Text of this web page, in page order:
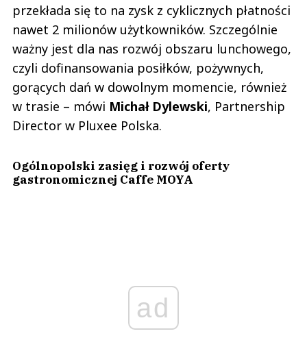
przekłada się to na zysk z cyklicznych płatności
nawet 2 milionów użytkowników. Szczególnie
ważny jest dla nas rozwój obszaru lunchowego,
czyli dofinansowania posiłków, pożywnych,
gorących dań w dowolnym momencie, również
w trasie – mówi Michał Dylewski, Partnership
Director w Pluxee Polska.
Ogólnopolski zasięg i rozwój oferty
gastronomicznej Caffe MOYA
ad